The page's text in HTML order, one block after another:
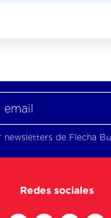
de Flecha
Redes sociales